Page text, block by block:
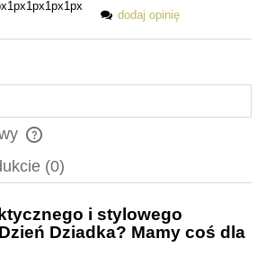
dodaj opinię
ewentualnych kosztów płatności
(0)
i stylowego
Dziadka? Mamy coś dla